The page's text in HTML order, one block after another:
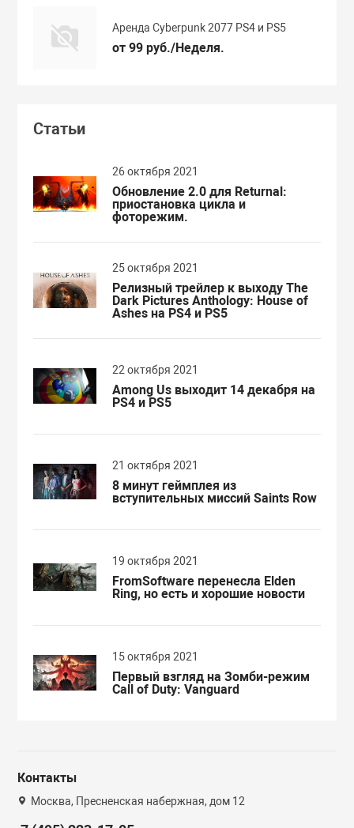
Аренда Cyberpunk 2077 PS4 и PS5
от 99 руб./Неделя.
Статьи
26 октября 2021
Обновление 2.0 для Returnal:
приостановка цикла и
фоторежим.
25 октября 2021
Релизный трейлер к выходу The
Dark Pictures Anthology: House of
Ashes на PS4 и PS5
22 октября 2021
Among Us выходит 14 декабря на
PS4 и PS5
21 октября 2021
8 минут геймплея из
вступительных миссий Saints Row
19 октября 2021
FromSoftware перенесла Elden
Ring, но есть и хорошие новости
15 октября 2021
Первый взгляд на Зомби-режим
Call of Duty: Vanguard
Контакты
Москва, Пресненская набержная, дом 12